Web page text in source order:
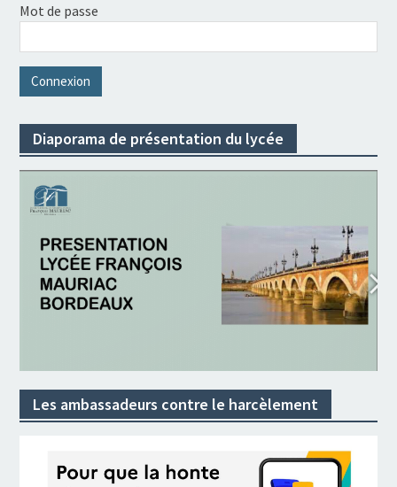
Mot de passe
Diaporama de présentation du lycée
Les ambassadeurs contre le harcèlement